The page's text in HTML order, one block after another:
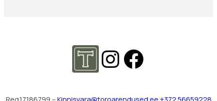
Instagram
Reg.17186799 – Kinnisvara@toroarendused.ee +372 56659228